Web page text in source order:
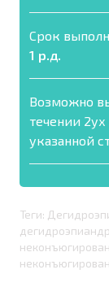
Срок
1 р.д.
Возможно
течении
указанной
Теги: